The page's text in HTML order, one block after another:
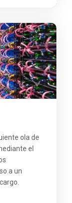
ola de
el
a un